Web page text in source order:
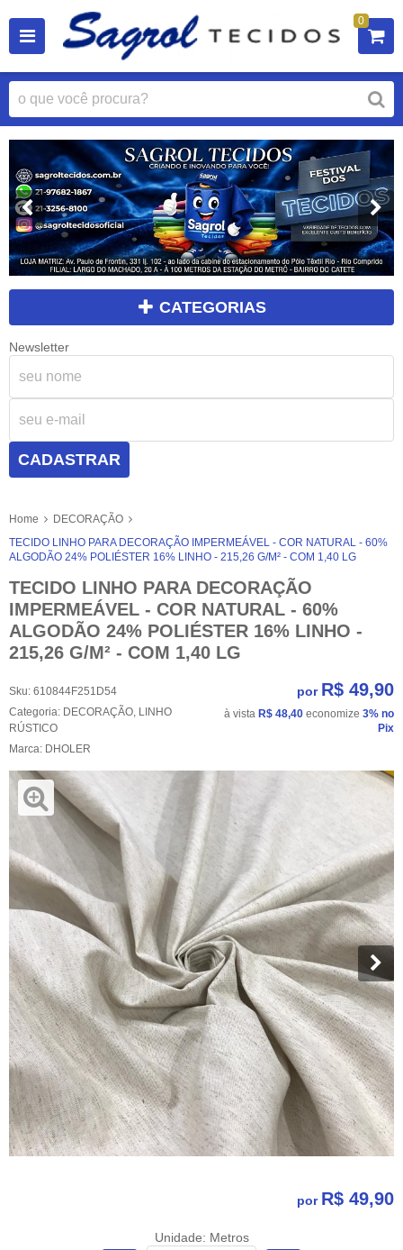
0
CATEGORIAS
Newsletter
CADASTRAR
Home
DECORAÇÃO
TECIDO LINHO PARA DECORAÇÃO IMPERMEÁVEL - COR NATURAL - 60%
ALGODÃO 24% POLIÉSTER 16% LINHO - 215,26 G/M² - COM 1,40 LG
TECIDO LINHO PARA DECORAÇÃO
IMPERMEÁVEL - COR NATURAL - 60%
ALGODÃO 24% POLIÉSTER 16% LINHO -
215,26 G/M² - COM 1,40 LG
Sku: 610844F251D54
Categoria: DECORAÇÃO, LINHO
RÚSTICO
Marca: DHOLER
por R$ 49,90
à vista R$ 48,40 economize 3% no
Pix
por R$ 49,90
Unidade: Metros